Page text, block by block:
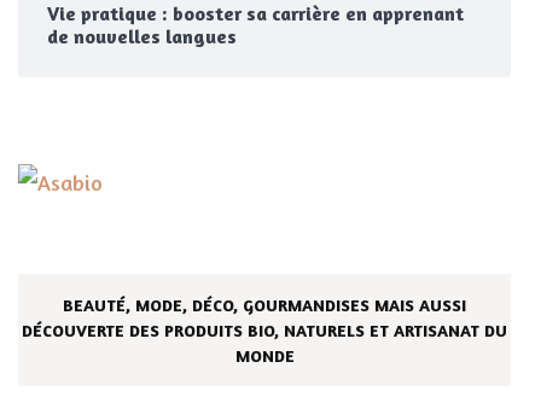
Vie pratique : booster sa carrière en apprenant
de nouvelles langues
BEAUTÉ, MODE, DÉCO, GOURMANDISES MAIS AUSSI
DÉCOUVERTE DES PRODUITS BIO, NATURELS ET ARTISANAT DU
MONDE